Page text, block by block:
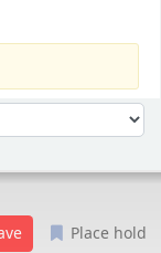
Place hold